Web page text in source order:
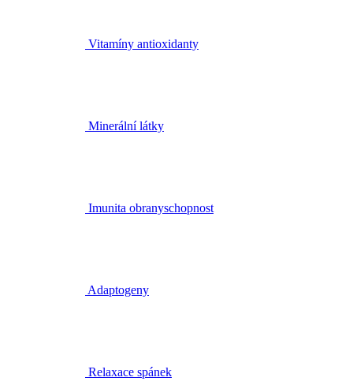
Vitamíny antioxidanty
Minerální látky
Imunita obranyschopnost
Adaptogeny
Relaxace spánek